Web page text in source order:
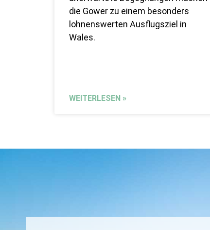
die Gower zu einem besonders
lohnenswerten Ausflugsziel in
Wales.
WEITERLESEN »